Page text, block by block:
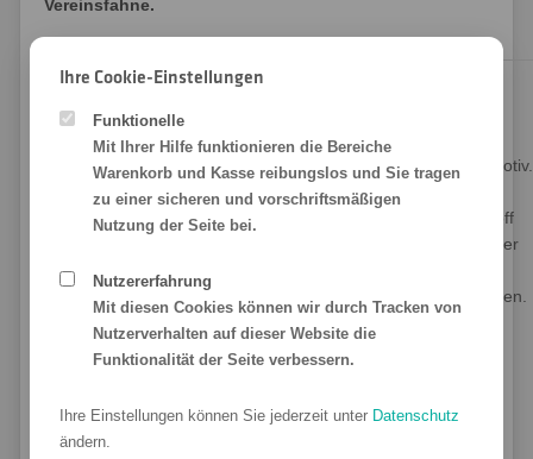
Vereinsfahne.
Wie wird Ihre Vereinsfahne gefertigt?
Ausgangspunkt für die Erstellung Ihrer Fahne ist das Druckmotiv.
Die umweltfreundliche Tinte wird auf den Fahnenstoff
aufgedruckt und anschließend mit einem Kalander in den Stoff
bei 180 °C eingedampft. Wir drucken Ihre Vereinsfahne in Ihrer
Wunschgröße. Bei der Konfektionierung und den
Befestigungsmöglichkeiten richten wir uns nach Ihren Vorgaben.
Sie haben unter anderem folgende Wahlmöglichkeiten:
Besatzband,
Rostfreie Metallösen und
Ihre Cookie-Einstellungen
Funktionelle
Mit Ihrer Hilfe funktionieren die Bereiche
Warenkorb und Kasse reibungslos und Sie tragen
zu einer sicheren und vorschriftsmäßigen
Nutzung der Seite bei.
Nutzererfahrung
Mit diesen Cookies können wir durch Tracken von
Nutzerverhalten auf dieser Website die
Funktionalität der Seite verbessern.
Ihre Einstellungen können Sie jederzeit unter Datenschutz
ändern.